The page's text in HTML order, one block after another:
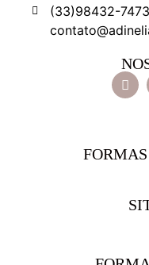
(33)98432-7473